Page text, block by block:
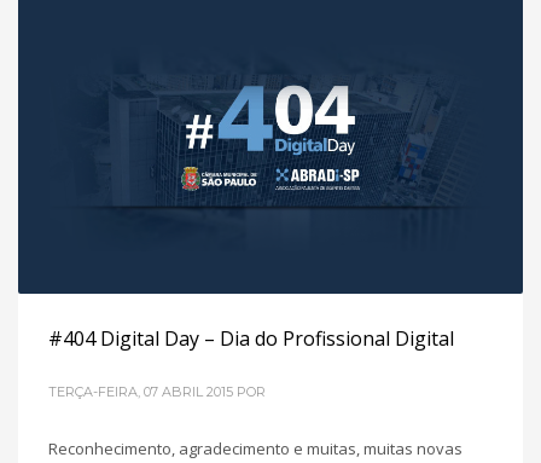
AGÊNCIA,DESIGN,EMPREENDEDORISMO
MARKETING DIGITAL PARA PME´S
#404 Digital Day – Dia do Profissional Digital
TERÇA-FEIRA, 07 ABRIL 2015 POR
Reconhecimento, agradecimento e muitas, muitas novas